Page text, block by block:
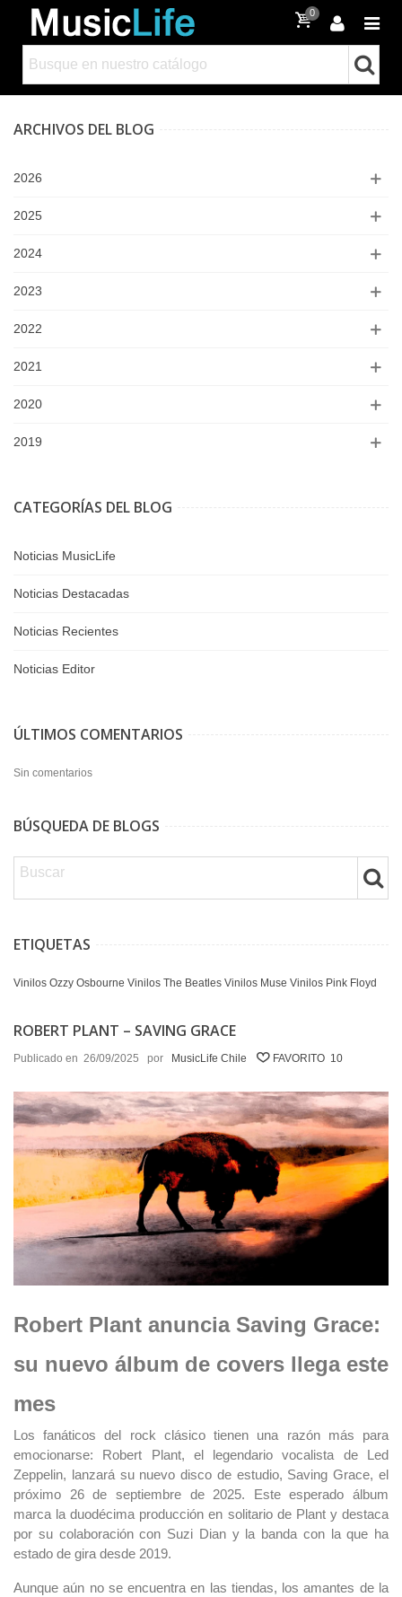
0
ARCHIVOS DEL BLOG
2026
2025
2024
2023
2022
2021
2020
2019
CATEGORÍAS DEL BLOG
Noticias MusicLife
Noticias Destacadas
Noticias Recientes
Noticias Editor
ÚLTIMOS COMENTARIOS
Sin comentarios
BÚSQUEDA DE BLOGS
ETIQUETAS
Vinilos Ozzy Osbourne Vinilos The Beatles Vinilos Muse Vinilos Pink Floyd
ROBERT PLANT – SAVING GRACE
Publicado en 26/09/2025 por MusicLife Chile FAVORITO 10
Robert Plant anuncia Saving Grace:
su nuevo álbum de covers llega este
mes
Los fanáticos del rock clásico tienen una razón más para
emocionarse: Robert Plant, el legendario vocalista de Led
Zeppelin, lanzará su nuevo disco de estudio, Saving Grace, el
próximo 26 de septiembre de 2025. Este esperado álbum
marca la duodécima producción en solitario de Plant y destaca
por su colaboración con Suzi Dian y la banda con la que ha
estado de gira desde 2019.
Aunque aún no se encuentra en las tiendas, los amantes de la